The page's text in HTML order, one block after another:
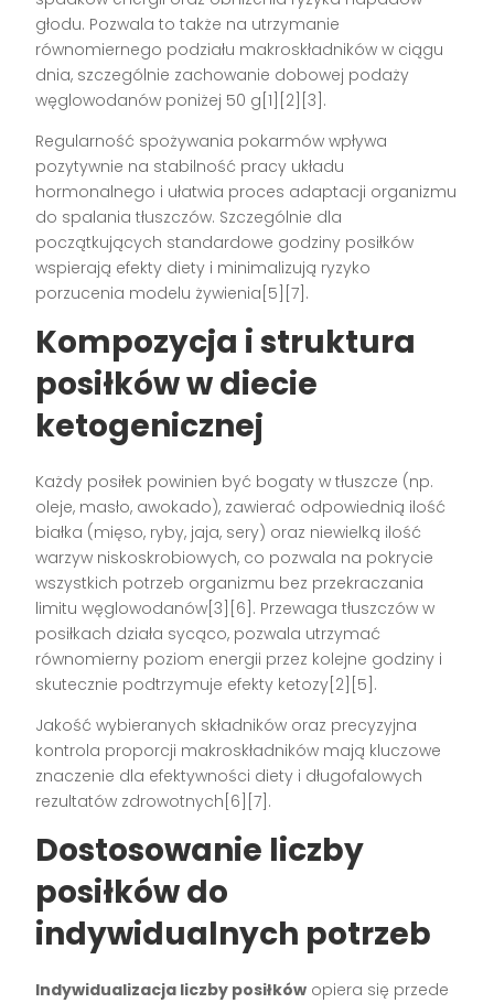
głodu. Pozwala to także na utrzymanie
równomiernego podziału makroskładników w ciągu
dnia, szczególnie zachowanie dobowej podaży
węglowodanów poniżej 50 g[1][2][3].
Regularność spożywania pokarmów wpływa
pozytywnie na stabilność pracy układu
hormonalnego i ułatwia proces adaptacji organizmu
do spalania tłuszczów. Szczególnie dla
początkujących standardowe godziny posiłków
wspierają efekty diety i minimalizują ryzyko
porzucenia modelu żywienia[5][7].
Kompozycja i struktura
posiłków w diecie
ketogenicznej
Każdy posiłek powinien być bogaty w tłuszcze (np.
oleje, masło, awokado), zawierać odpowiednią ilość
białka (mięso, ryby, jaja, sery) oraz niewielką ilość
warzyw niskoskrobiowych, co pozwala na pokrycie
wszystkich potrzeb organizmu bez przekraczania
limitu węglowodanów[3][6]. Przewaga tłuszczów w
posiłkach działa sycąco, pozwala utrzymać
równomierny poziom energii przez kolejne godziny i
skutecznie podtrzymuje efekty ketozy[2][5].
Jakość wybieranych składników oraz precyzyjna
kontrola proporcji makroskładników mają kluczowe
znaczenie dla efektywności diety i długofalowych
rezultatów zdrowotnych[6][7].
Dostosowanie liczby
posiłków do
indywidualnych potrzeb
Indywidualizacja liczby posiłków opiera się przede